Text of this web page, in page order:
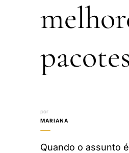
pacotes
por
MARIANA
Quando o assunto